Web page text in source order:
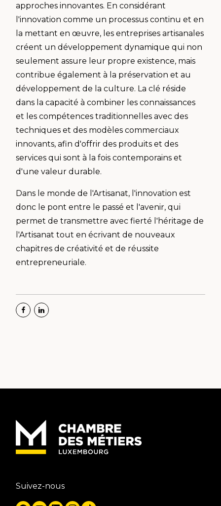
approches innovantes. En considérant
l'innovation comme un processus continu et en
la mettant en œuvre, les entreprises artisanales
créent un développement dynamique qui non
seulement assure leur propre existence, mais
contribue également à la préservation et au
développement de la culture. La clé réside
dans la capacité à combiner les connaissances
et les compétences traditionnelles avec des
techniques et des modèles commerciaux
innovants, afin d'offrir des produits et des
services qui sont à la fois contemporains et
d'une valeur durable.
Dans le monde de l'Artisanat, l'innovation est
donc le pont entre le passé et l'avenir, qui
permet de transmettre avec fierté l'héritage de
l'Artisanat tout en écrivant de nouveaux
chapitres de créativité et de réussite
entrepreneuriale.
Suivez-nous